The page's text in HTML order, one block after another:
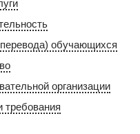
обучающихся
организации
требования